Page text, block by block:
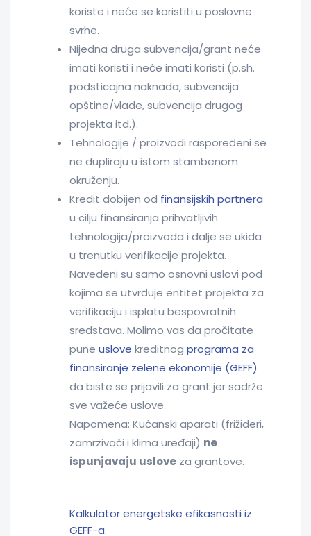
koriste i neće se koristiti u poslovne
svrhe.
Nijedna druga subvencija/grant neće
imati koristi i neće imati koristi (p.sh.
podsticajna naknada, subvencija
opštine/vlade, subvencija drugog
projekta itd.).
Tehnologije / proizvodi raspoređeni se
ne dupliraju u istom stambenom
okruženju.
Kredit dobijen od finansijskih partnera
u cilju finansiranja prihvatljivih
tehnologija/proizvoda i dalje se ukida
u trenutku verifikacije projekta.
Navedeni su samo osnovni uslovi pod
kojima se utvrđuje entitet projekta za
verifikaciju i isplatu bespovratnih
sredstava. Molimo vas da pročitate
pune uslove kreditnog programa za
finansiranje zelene ekonomije (GEFF)
da biste se prijavili za grant jer sadrže
sve važeće uslove.
Napomena: Kućanski aparati (frižideri,
zamrzivači i klima uređaji) ne
ispunjavaju uslove za grantove.
Kalkulator energetske efikasnosti iz
GEFF-a.